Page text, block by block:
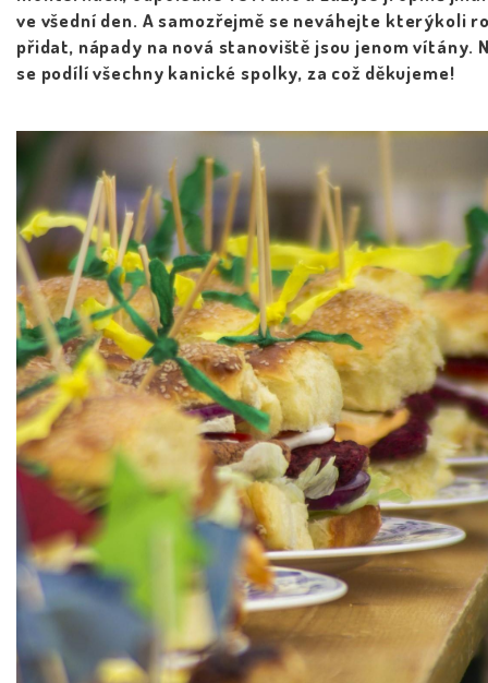
ve všední den. A samozřejmě se neváhejte kterýkoli
přidat, nápady na nová stanoviště jsou jenom vítány.
se podílí všechny kanické spolky, za což děkujeme!